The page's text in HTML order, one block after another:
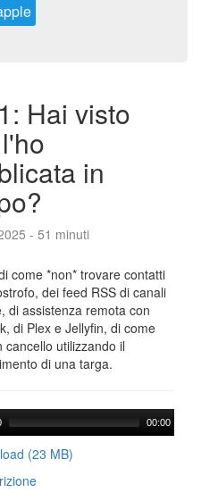
Hai visto
in
- 51 minuti
come *non* trovare contatti
dei feed RSS di canali
di assistenza remota con
di Plex e Jellyfin, di come
cancello utilizzando il
di una targa.
00:00
(23 MB)